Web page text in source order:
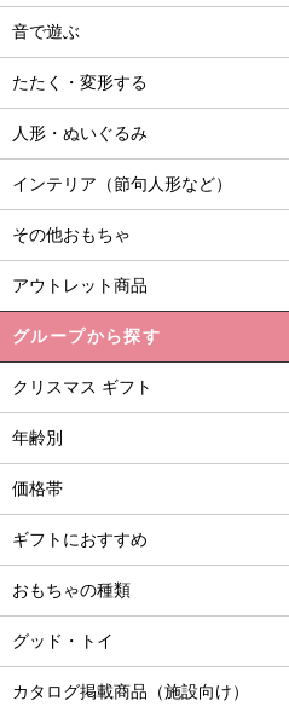
音で遊ぶ
たたく・変形する
人形・ぬいぐるみ
インテリア（節句人形など）
その他おもちゃ
アウトレット商品
グループから探す
クリスマス ギフト
年齢別
価格帯
ギフトにおすすめ
おもちゃの種類
グッド・トイ
カタログ掲載商品（施設向け）